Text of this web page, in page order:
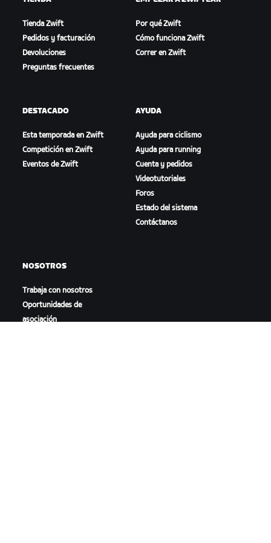
Tienda Zwift
Pedidos y facturación
Devoluciones
Preguntas frecuentes
Por qué Zwift
Cómo funciona Zwift
Correr en Zwift
DESTACADO
Esta temporada en Zwift
Competición en Zwift
Eventos de Zwift
AYUDA
Ayuda para ciclismo
Ayuda para running
Cuenta y pedidos
Videotutoriales
Foros
Estado del sistema
Contáctanos
NOSOTROS
Trabaja con nosotros
Oportunidades de
asociación